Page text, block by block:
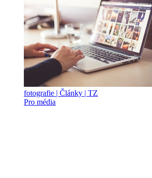
fotografie | Články | TZ
Pro média